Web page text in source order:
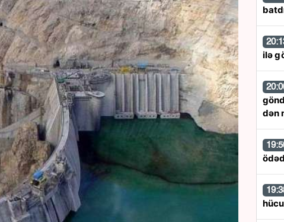
ilə
dən